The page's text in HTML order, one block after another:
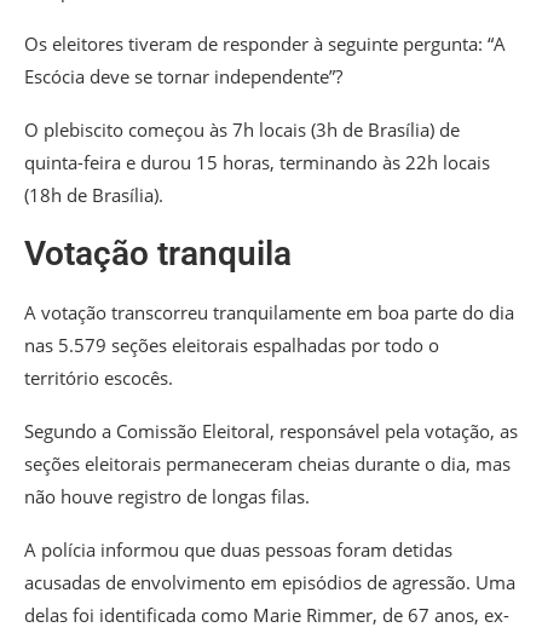
Os eleitores tiveram de responder à seguinte pergunta: “A
Escócia deve se tornar independente”?
O plebiscito começou às 7h locais (3h de Brasília) de
quinta-feira e durou 15 horas, terminando às 22h locais
(18h de Brasília).
Votação tranquila
A votação transcorreu tranquilamente em boa parte do dia
nas 5.579 seções eleitorais espalhadas por todo o
território escocês.
Segundo a Comissão Eleitoral, responsável pela votação, as
seções eleitorais permaneceram cheias durante o dia, mas
não houve registro de longas filas.
A polícia informou que duas pessoas foram detidas
acusadas de envolvimento em episódios de agressão. Uma
delas foi identificada como Marie Rimmer, de 67 anos, ex-